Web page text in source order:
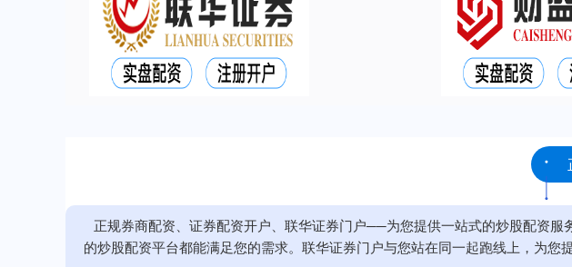
正规券商配资、证券配资开户、联华证券门户──为您提供一站式的炒股配资
的炒股配资平台都能满足您的需求。联华证券门户与您站在同一起跑线上，为您